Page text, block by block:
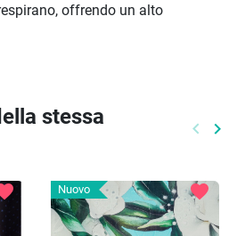
offrendo un alto
stessa
keyboard_arrow_left keyboard_arrow_right
Nuovo favorite